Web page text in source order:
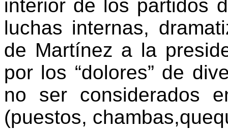
interior de los partidos
luchas internas,
de Martínez a la
por los “dolores” de
no ser considerados
(puestos,